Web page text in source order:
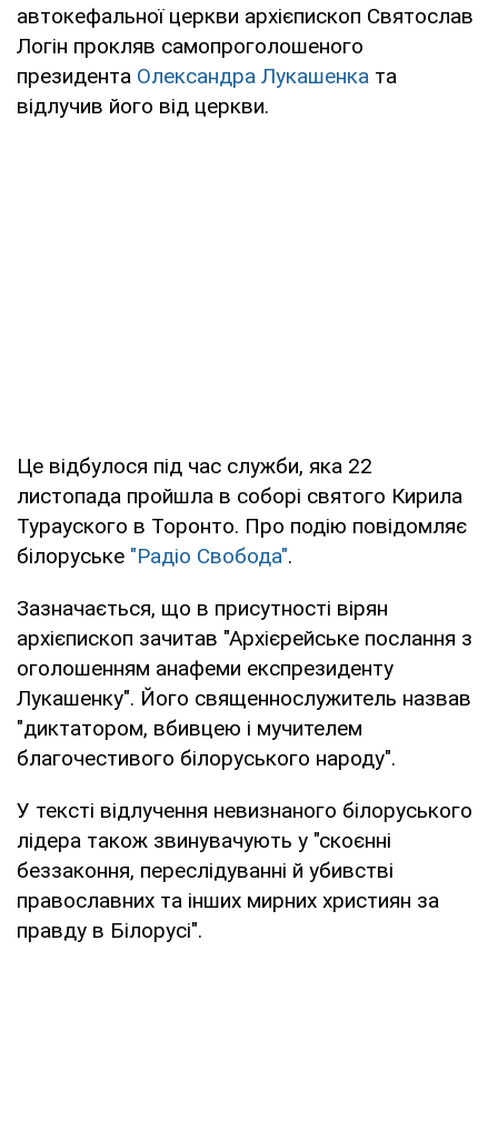
автокефальної церкви архієпископ Святослав
Логін прокляв самопроголошеного
президента Олександра Лукашенка та
відлучив його від церкви.
Це відбулося під час служби, яка 22
листопада пройшла в соборі святого Кирила
Турауского в Торонто. Про подію повідомляє
білоруське "Радіо Свобода".
Зазначається, що в присутності вірян
архієпископ зачитав "Архієрейське послання з
оголошенням анафеми експрезиденту
Лукашенку". Його священнослужитель назвав
"диктатором, вбивцею і мучителем
благочестивого білоруського народу".
У тексті відлучення невизнаного білоруського
лідера також звинувачують у "скоєнні
беззаконня, переслідуванні й убивстві
православних та інших мирних християн за
правду в Білорусі".